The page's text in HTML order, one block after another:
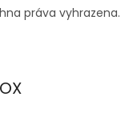
práva vyhrazena.